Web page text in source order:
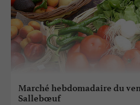
Marché hebdomadaire du
Sallebœuf